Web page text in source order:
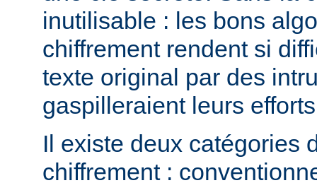
inutilisable : les bons
chiffrement rendent si
texte original par des
gaspilleraient leurs
Il existe deux catégories
chiffrement :